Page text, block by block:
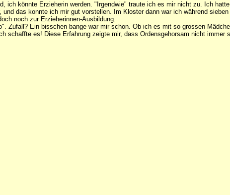
ich könnte Erzieherin werden. "Irgendwie" traute ich es mir nicht zu. Ich
das konnte ich mir gut vorstellen. Im Kloster dann war ich während
noch zur Erzieherinnen-Ausbildung.
Zufall? Ein bisschen bange war mir schon. Ob ich es mit so grossen
schaffte es! Diese Erfahrung zeigte mir, dass Ordensgehorsam nicht immer